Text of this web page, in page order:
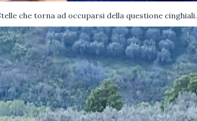
che torna ad occuparsi della questione cinghiali.